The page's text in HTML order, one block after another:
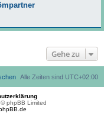
Gehe zu
Alle Zeiten sind UTC+02:00
phpBB Limited